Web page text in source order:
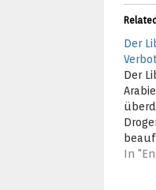
Der
Der
In